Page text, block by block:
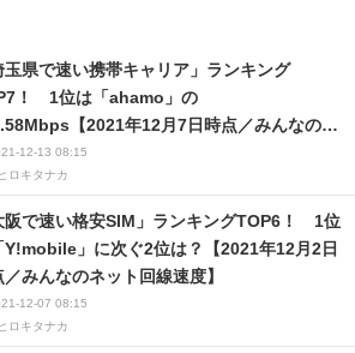
教育・育児
合ページ
す
12-13 08:15
ヒロキタナカ
玉県で速い携帯キャリア」ランキング
！ 1位は「ahamo」の
【2021年12月7日時点／みんなのネ
回線速度】
12-07 08:15
ヒロキタナカ
阪で速い格安SIM」ランキングTOP6！ 1位
Y!mobile」に次ぐ2位は？【2021年12月2日
／みんなのネット回線速度】